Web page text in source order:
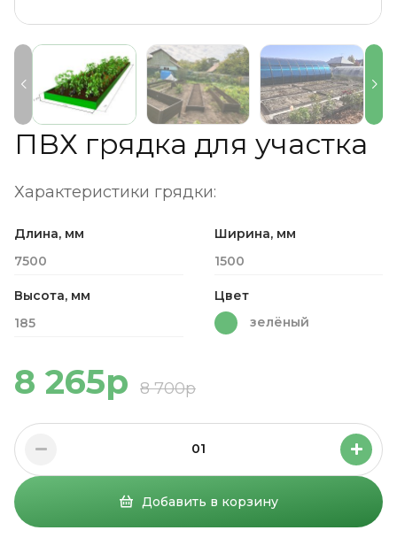
ПВХ грядка для участка
Характеристики грядки:
Длина, мм
7500
Ширина, мм
1500
Высота, мм
185
Цвет
зелёный
8 265р 8 700р
01
Добавить в корзину